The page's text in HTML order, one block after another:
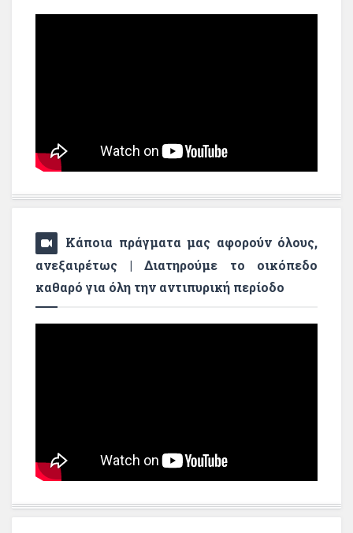
Κάποια πράγματα μας αφορούν όλους,
ανεξαιρέτως | Διατηρούμε το οικόπεδο
καθαρό για όλη την αντιπυρική περίοδο